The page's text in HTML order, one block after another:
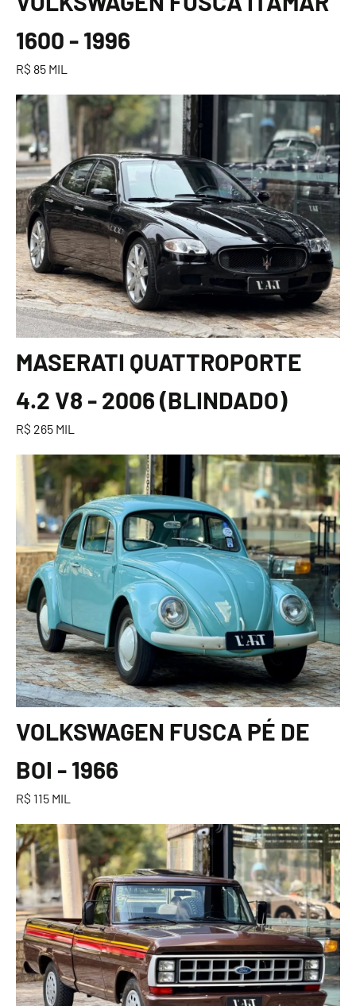
1600 - 1996
R$ 85 MIL
MASERATI QUATTROPORTE
4.2 V8 - 2006 (BLINDADO)
R$ 265 MIL
VOLKSWAGEN FUSCA PÉ DE
BOI - 1966
R$ 115 MIL